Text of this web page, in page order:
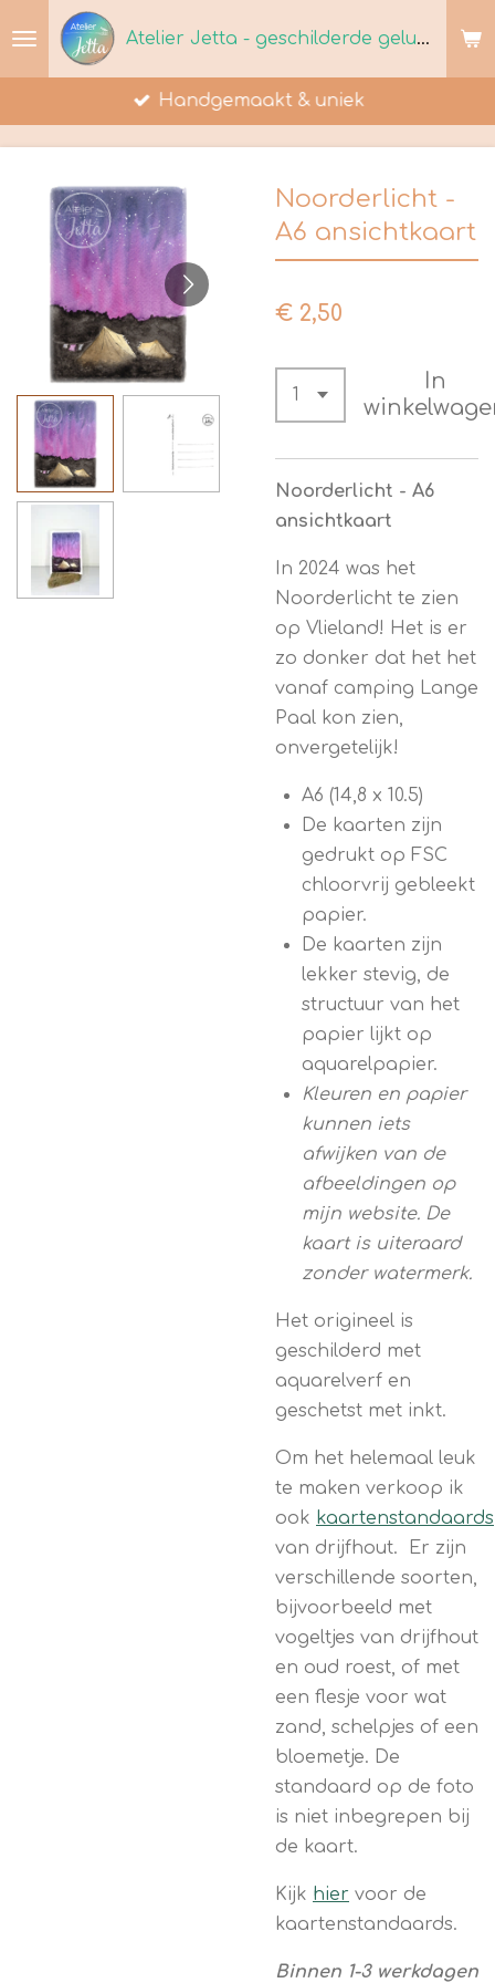
hoofdinhoud
Atelier Jetta - geschilderde geluksmomenten
Handgemaakt & uniek
Noorderlicht -
A6 ansichtkaart
€ 2,50
In
Noorderlicht - A6
ansichtkaart
In 2024 was het
Noorderlicht te zien
op Vlieland! Het is er
zo donker dat het het
vanaf camping Lange
Paal kon zien,
onvergetelijk!
A6 (14,8 x 10.5)
De kaarten zijn
gedrukt op FSC
chloorvrij gebleekt
papier.
De kaarten zijn
lekker stevig, de
structuur van het
papier lijkt op
aquarelpapier.
Kleuren en papier
kunnen iets
afwijken van de
afbeeldingen op
mijn website. De
kaart is uiteraard
zonder watermerk.
Het origineel is
geschilderd met
aquarelverf en
geschetst met inkt.
Om het helemaal leuk
te maken verkoop ik
ook kaartenstandaards
van drijfhout. Er zijn
verschillende soorten,
bijvoorbeeld met
vogeltjes van drijfhout
en oud roest, of met
een flesje voor wat
zand, schelpjes of een
bloemetje. De
standaard op de foto
is niet inbegrepen bij
de kaart.
Kijk hier voor de
kaartenstandaards.
Binnen 1-3 werkdagen